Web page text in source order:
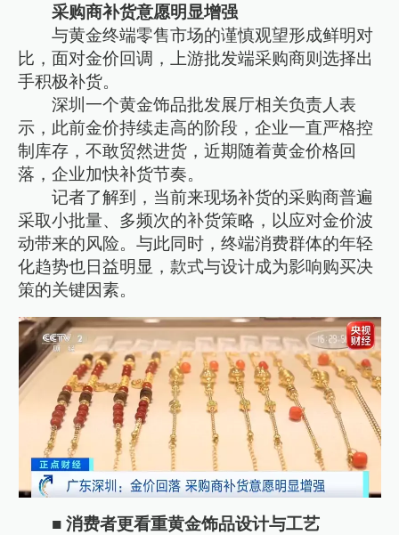
采购商补货意愿明显增强
与黄金终端零售市场的谨慎观望形成鲜明对
比，面对金价回调，上游批发端采购商则选择出
手积极补货。
深圳一个黄金饰品批发展厅相关负责人表
示，此前金价持续走高的阶段，企业一直严格控
制库存，不敢贸然进货，近期随着黄金价格回
落，企业加快补货节奏。
记者了解到，当前来现场补货的采购商普遍
采取小批量、多频次的补货策略，以应对金价波
动带来的风险。与此同时，终端消费群体的年轻
化趋势也日益明显，款式与设计成为影响购买决
策的关键因素。
■ 消费者更看重黄金饰品设计与工艺